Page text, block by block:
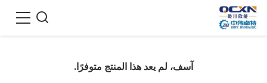
آسف، لم يعد هذا المنتج متوفرًا.